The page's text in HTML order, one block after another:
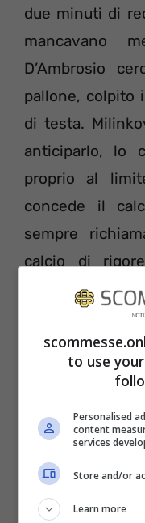
due minuti di
mancavano
D’Ambrosio
pallone, colpito
di testa.
anticiparlo, lo
proprio al
concede il
sempre
calcio di
protestano
spese è Radu,
to use
Personalised
content
services
Store and/or
Learn more